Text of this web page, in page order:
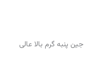
جین پنبه گرم بالا عالی